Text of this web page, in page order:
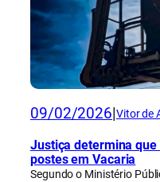
09/02/2026 Vitor de
Justiça determina que
postes em Vacaria
Segundo o Ministério